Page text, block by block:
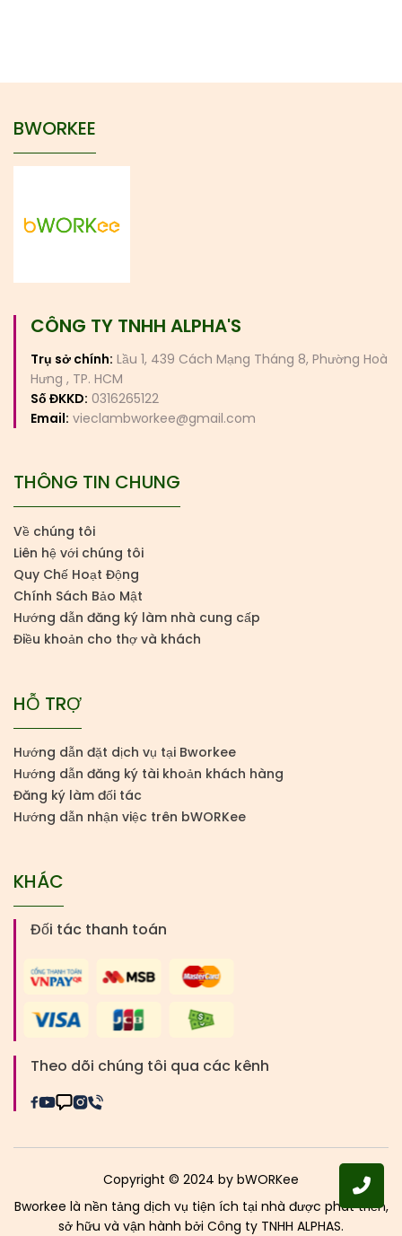
BWORKEE
CÔNG TY TNHH ALPHA'S
Trụ sở chính: Lầu 1, 439 Cách Mạng Tháng 8, Phường Hoà
Hưng , TP. HCM
Số ĐKKD: 0316265122
Email: vieclambworkee@gmail.com
THÔNG TIN CHUNG
Về chúng tôi
Liên hệ với chúng tôi
Quy Chế Hoạt Động
Chính Sách Bảo Mật
Hướng dẫn đăng ký làm nhà cung cấp
Điều khoản cho thợ và khách
HỖ TRỢ
Hướng dẫn đặt dịch vụ tại Bworkee
Hướng dẫn đăng ký tài khoản khách hàng
Đăng ký làm đối tác
Hướng dẫn nhận việc trên bWORKee
KHÁC
Đối tác thanh toán
Theo dõi chúng tôi qua các kênh
Copyright © 2024 by bWORKee
Bworkee là nền tảng dịch vụ tiện ích tại nhà được phát triển,
sở hữu và vận hành bởi Công ty TNHH ALPHAS.